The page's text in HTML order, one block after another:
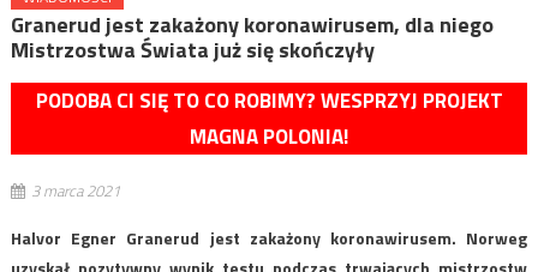
Granerud jest zakażony koronawirusem, dla niego
Mistrzostwa Świata już się skończyły
PODOBA CI SIĘ TO CO ROBIMY? WESPRZYJ PROJEKT
MAGNA POLONIA!
3 marca 2021
Halvor Egner Granerud jest zakażony koronawirusem. Norweg